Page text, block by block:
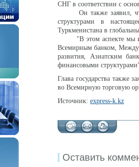
СНГ в соответствии с
Он также заявил, что
структурами в
Туркменистана в
"В этом аспекте мы и в
Всемирным банком,
развития, Азиатским
финансовыми
Глава государства также
во Всемирную торговую
Источник: express-k.kz
Оставить